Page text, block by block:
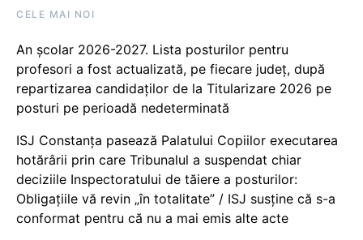
CELE MAI NOI
An școlar 2026-2027. Lista posturilor pentru
profesori a fost actualizată, pe fiecare județ, după
repartizarea candidaților de la Titularizare 2026 pe
posturi pe perioadă nedeterminată
ISJ Constanța pasează Palatului Copiilor executarea
hotărârii prin care Tribunalul a suspendat chiar
deciziile Inspectoratului de tăiere a posturilor:
Obligațiile vă revin „în totalitate” / ISJ susține că s-a
conformat pentru că nu a mai emis alte acte